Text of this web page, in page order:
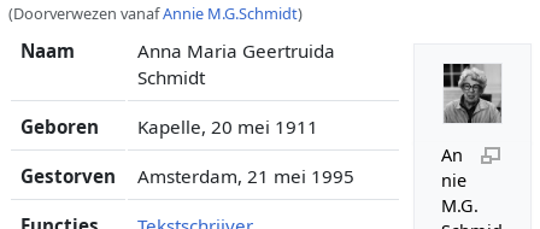
(Doorverwezen vanafAnnie M.G.Schmidt)
An
nie
M.G.
Naam
Anna Maria Geertruida
Schmidt
Geboren Kapelle, 20 mei 1911
Gestorven Amsterdam, 21 mei 1995